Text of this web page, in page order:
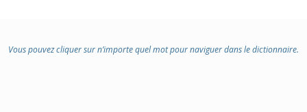
Vous pouvez cliquer sur n’importe quel mot pour naviguer dans le dictionnaire.